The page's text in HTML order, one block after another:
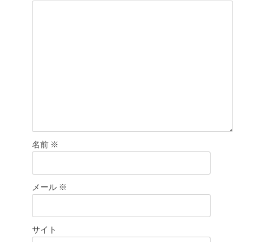
名前 ※
メール ※
サイト